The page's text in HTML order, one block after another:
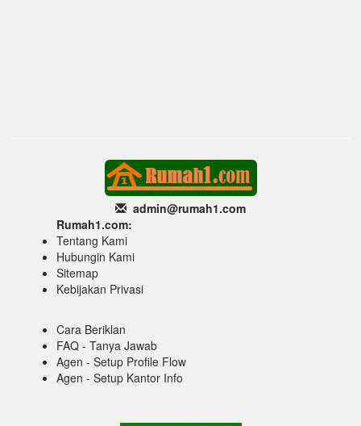
admin@rumah1.com
Rumah1.com:
Tentang Kami
Hubungin Kami
Sitemap
Kebijakan Privasi
Cara Beriklan
FAQ - Tanya Jawab
Agen - Setup Profile Flow
Agen - Setup Kantor Info